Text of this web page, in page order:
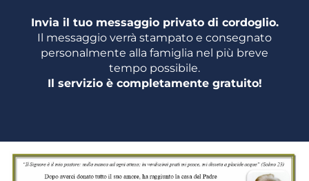
Invia il tuo messaggio privato di cordoglio.
Il messaggio verrà stampato e consegnato
personalmente alla famiglia nel più breve
tempo possibile.
Il servizio è completamente gratuito!